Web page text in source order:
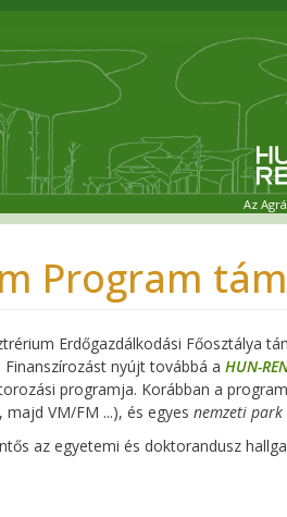
Az
Program
Erdőgazdálkodási Főosztálya
nyújt továbbá a HUN-
programja. Korábban a
VM/FM ...), és egyes nemzeti park
az egyetemi és doktorandusz